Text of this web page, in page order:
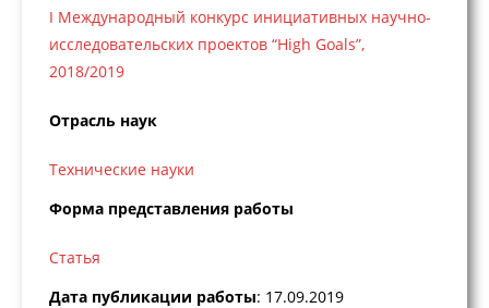
I Международный конкурс инициативных научно-
исследовательских проектов “High Goals”,
2018/2019
Отрасль наук
Технические науки
Форма представления работы
Статья
Дата публикации работы: 17.09.2019